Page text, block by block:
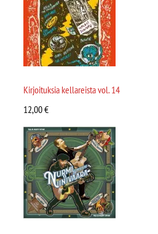
Kirjoituksia kellareista vol. 14
12,00€